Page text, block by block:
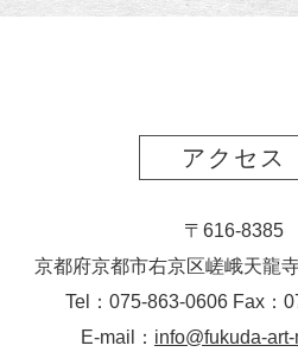
ー
アクセス
〒616-8385
京都府京都市右京区嵯峨天龍
Tel：075-863-0606 Fax：
E-mail： info@fukuda-